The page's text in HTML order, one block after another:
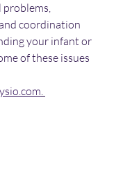
coordination
your infant or
of these issues
.